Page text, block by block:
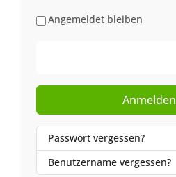
Angemeldet bleiben
Anmelden
Passwort vergessen?
Benutzername vergessen?